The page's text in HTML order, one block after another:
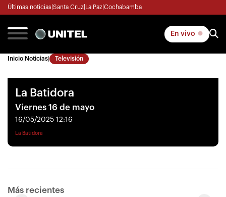
Últimas noticias Santa Cruz La Paz Cochabamba
En vivo
Inicio Noticias Televisión
La Batidora
Viernes 16 de mayo
16/05/2025 12:16
La Batidora
Más recientes